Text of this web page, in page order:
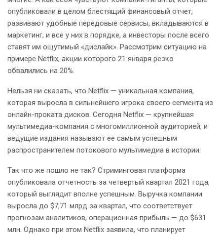
опубликовали в целом блестящий финансовый отчет,
развивают удобные передовые сервисы, вкладываются в
маркетинг, и все у них в порядке, а инвесторы после всего
ставят им ощутимый «дислайк». Рассмотрим ситуацию на
примере Netflix, акции которого 21 января резко
обвалились на 20%.
Нельзя ни сказать, что Netflix — уникальная компания,
которая выросла в сильнейшего игрока своего сегмента из
онлайн-проката дисков. Сегодня Netflix — крупнейшая
мультимедиа-компания с многомиллионной аудиторией, и
ведущие издания называют ее самым успешным
распространителем потокового мультимедиа в истории.
Так что же пошло не так? Стриминговая платформа
опубликовала отчетность за четвертый квартал 2021 года,
который выглядит вполне успешным. Выручка компании
выросла до $7,71 млрд за квартал, что соответствует
прогнозам аналитиков, операционная прибыль — до $631
млн. Однако при этом Netflix заявила, что планирует